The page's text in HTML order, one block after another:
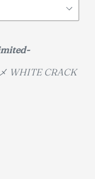
WHITE CRACK